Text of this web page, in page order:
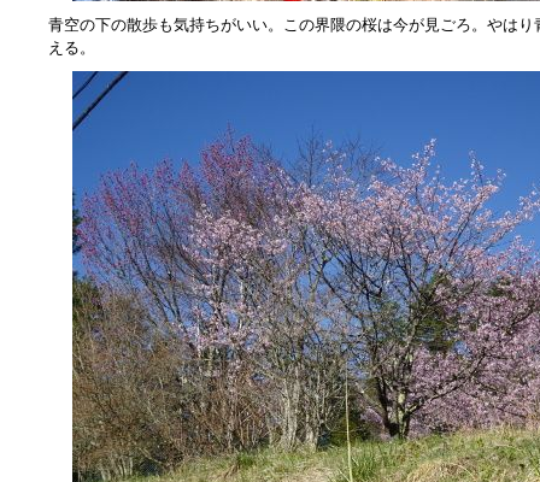
青空の下の散歩も気持ちがいい。この界隈の桜は今が見ごろ。やは
える。